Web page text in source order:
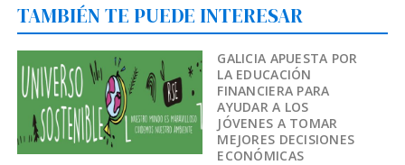
TAMBIÉN TE PUEDE INTERESAR
GALICIA APUESTA POR
LA EDUCACIÓN
FINANCIERA PARA
AYUDAR A LOS
JÓVENES A TOMAR
MEJORES DECISIONES
ECONÓMICAS